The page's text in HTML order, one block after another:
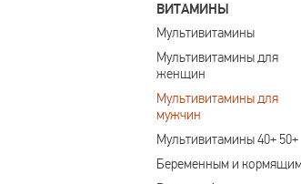
ВИТАМИНЫ
Мультивитамины
Мультивитамины для
женщин
Мультивитамины для
мужчин
Мультивитамины 40+ 50+
Беременным и